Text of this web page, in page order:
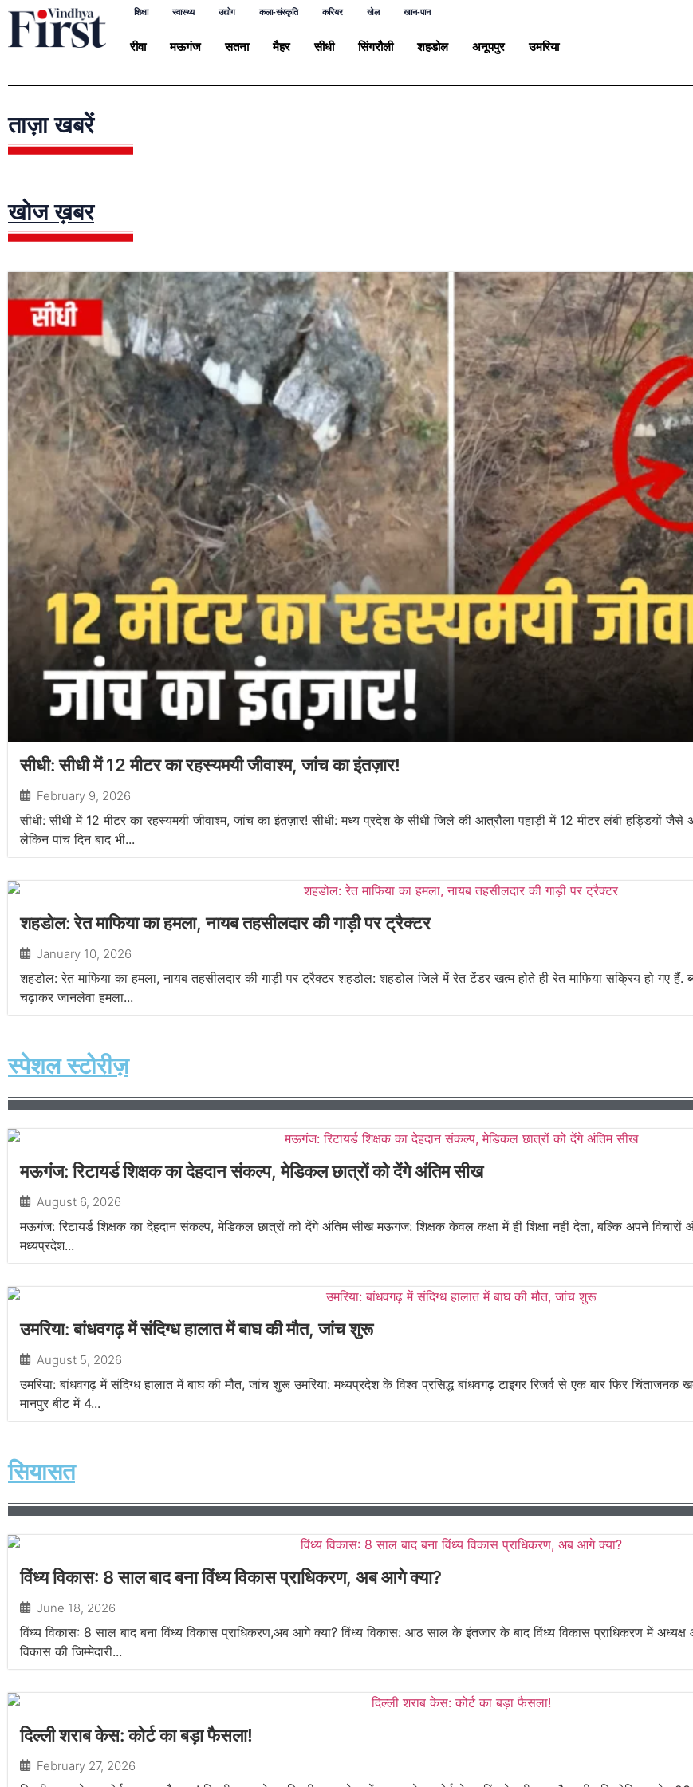
शिक्षा स्वास्थ्य उद्योग कला-संस्कृति करियर खेल खान-पान
रीवा मऊगंज सतना मैहर सीधी सिंगरौली शहडोल अनूपपुर उमरिया
ताज़ा खबरें
खोज ख़बर
सीधी: सीधी में 12 मीटर का रहस्यमयी जीवाश्म, जांच का इंतज़ार!
February 9, 2026
सीधी: सीधी में 12 मीटर का रहस्यमयी जीवाश्म, जांच का इंतज़ार! सीधी: मध्य प्रदेश के सीधी जिले की आत्रौला पहाड़ी में 12 मीटर लंबी हड्डियों
लेकिन पांच दिन बाद भी...
शहडोल: रेत माफिया का हमला, नायब तहसीलदार की गाड़ी पर ट्रैक्टर
January 10, 2026
शहडोल: रेत माफिया का हमला, नायब तहसीलदार की गाड़ी पर ट्रैक्टर शहडोल: शहडोल जिले में रेत टेंडर खत्म होते ही रेत माफिया सक्रिय हो गए हैं.
चढ़ाकर जानलेवा हमला...
स्पेशल स्टोरीज़
मऊगंज: रिटायर्ड शिक्षक का देहदान संकल्प, मेडिकल छात्रों को देंगे अंतिम सीख
August 6, 2026
मऊगंज: रिटायर्ड शिक्षक का देहदान संकल्प, मेडिकल छात्रों को देंगे अंतिम सीख मऊगंज: शिक्षक केवल कक्षा में ही शिक्षा नहीं देता, बल्कि अपने विचारों
मध्यप्रदेश...
उमरिया: बांधवगढ़ में संदिग्ध हालात में बाघ की मौत, जांच शुरू
August 5, 2026
उमरिया: बांधवगढ़ में संदिग्ध हालात में बाघ की मौत, जांच शुरू उमरिया: मध्यप्रदेश के विश्व प्रसिद्ध बांधवगढ़ टाइगर रिजर्व से एक बार फिर
मानपुर बीट में 4...
सियासत
विंध्य विकास: 8 साल बाद बना विंध्य विकास प्राधिकरण, अब आगे क्या?
June 18, 2026
विंध्य विकास: 8 साल बाद बना विंध्य विकास प्राधिकरण,अब आगे क्या? विंध्य विकास: आठ साल के इंतजार के बाद विंध्य विकास प्राधिकरण में अध्यक्ष
विकास की जिम्मेदारी...
दिल्ली शराब केस: कोर्ट का बड़ा फैसला!
February 27, 2026